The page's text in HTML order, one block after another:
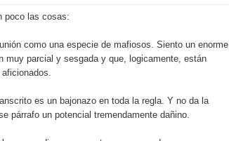
poco las cosas:
como una especie de mafiosos. Siento un enorme
muy parcial y sesgada y que, logicamente, están
es un bajonazo en toda la regla. Y no da la
párrafo un potencial tremendamente dañino.